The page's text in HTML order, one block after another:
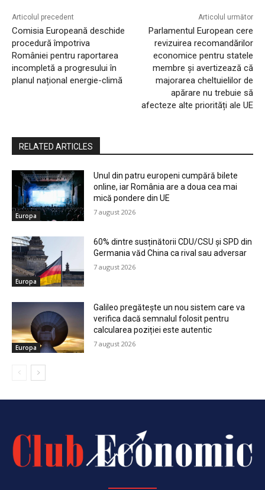
Articolul precedent
Comisia Europeană deschide
procedură împotriva
României pentru raportarea
incompletă a progresului în
planul național energie-climă
Articolul următor
Parlamentul European cere
revizuirea recomandărilor
economice pentru statele
membre și avertizează că
majorarea cheltuielilor de
apărare nu trebuie să
afecteze alte priorități ale UE
RELATED ARTICLES
Europa
Unul din patru europeni cumpără bilete
online, iar România are a doua cea mai
mică pondere din UE
7 august 2026
Europa
60% dintre susținătorii CDU/CSU și SPD din
Germania văd China ca rival sau adversar
7 august 2026
Europa
Galileo pregătește un nou sistem care va
verifica dacă semnalul folosit pentru
calcularea poziției este autentic
7 august 2026